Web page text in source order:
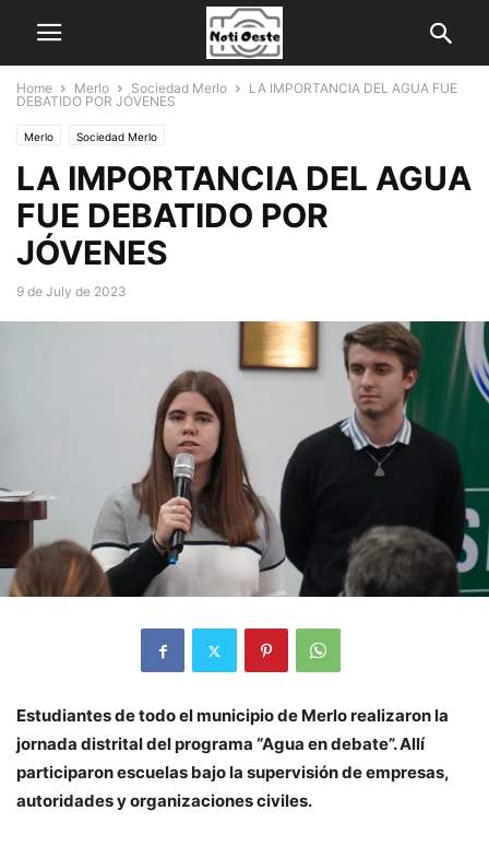
Home Merlo Sociedad Merlo
LA IMPORTANCIA DEL AGUA FUE
DEBATIDO POR JÓVENES
Merlo Sociedad Merlo
LA IMPORTANCIA DEL AGUA
FUE DEBATIDO POR
JÓVENES
9 de July de 2023
Estudiantes de todo el municipio de Merlo realizaron la
jornada distrital del programa “Agua en debate”. Allí
participaron escuelas bajo la supervisión de empresas,
autoridades y organizaciones civiles.